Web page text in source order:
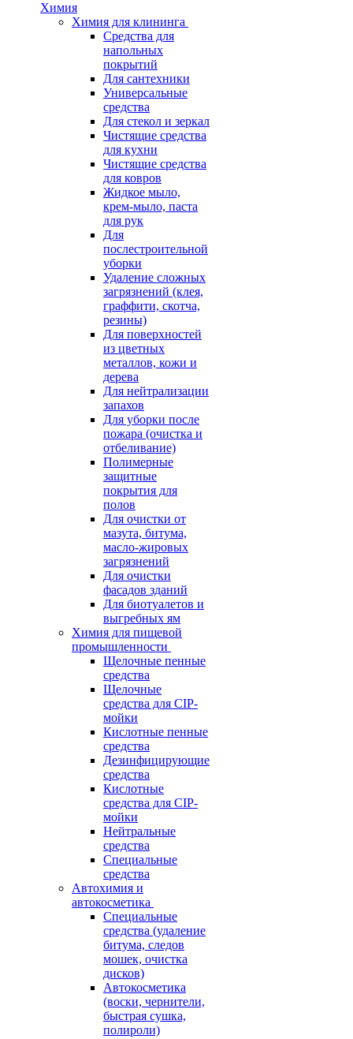
Химия
Химия для клининга
Средства для
напольных
покрытий
Для сантехники
Универсальные
средства
Для стекол и зеркал
Чистящие средства
для кухни
Чистящие средства
для ковров
Жидкое мыло,
крем-мыло, паста
для рук
Для
послестроительной
уборки
Удаление сложных
загрязнений (клея,
граффити, скотча,
резины)
Для поверхностей
из цветных
металлов, кожи и
дерева
Для нейтрализации
запахов
Для уборки после
пожара (очистка и
отбеливание)
Полимерные
защитные
покрытия для
полов
Для очистки от
мазута, битума,
масло-жировых
загрязнений
Для очистки
фасадов зданий
Для биотуалетов и
выгребных ям
Химия для пищевой
промышленности
Щелочные пенные
средства
Щелочные
средства для CIP-
мойки
Кислотные пенные
средства
Дезинфицирующие
средства
Кислотные
средства для CIP-
мойки
Нейтральные
средства
Специальные
средства
Автохимия и
автокосметика
Специальные
средства (удаление
битума, следов
мошек, очистка
дисков)
Автокосметика
(воски, чернители,
быстрая сушка,
полироли)